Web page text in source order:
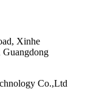
Xinhe
Co.,Ltd